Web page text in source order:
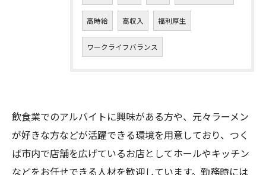
高時給 高収入 福利厚生
ワークライフバランス
飲食業でのアルバイトに興味がある方や、元々ラーメン
が好きな方などが活躍できる環境を用意しており、つく
ば市内で店舗を広げているお店としてホールやキッチン
などをお任せできる人材を歓迎しています。勤務時には